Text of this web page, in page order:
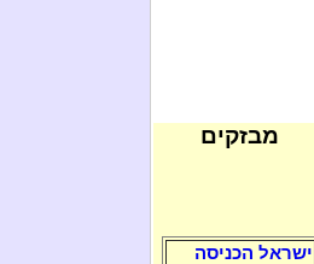
מבזקים
ישראל הכניסה